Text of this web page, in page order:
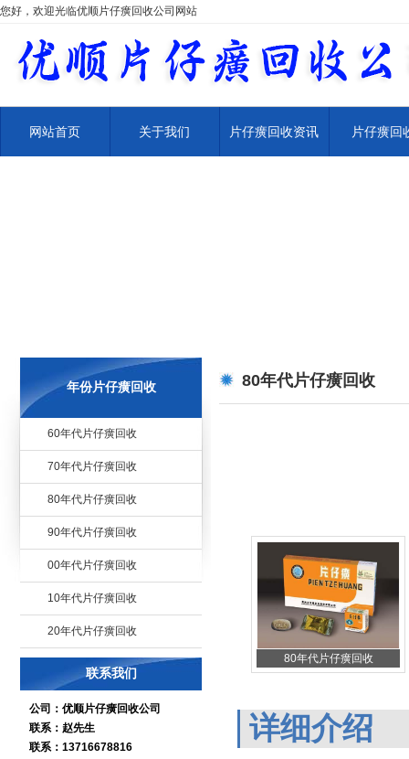
您好，欢迎光临优顺片仔癀回收公司网站
网站首页 关于我们 片仔癀回收资讯 片仔癀回
年份片仔癀回收
60年代片仔癀回收
70年代片仔癀回收
80年代片仔癀回收
90年代片仔癀回收
00年代片仔癀回收
10年代片仔癀回收
20年代片仔癀回收
联系我们
公司：优顺片仔癀回收公司
联系：赵先生
联系：13716678816
80年代片仔癀回收
80年代片仔癀回收
详细介绍